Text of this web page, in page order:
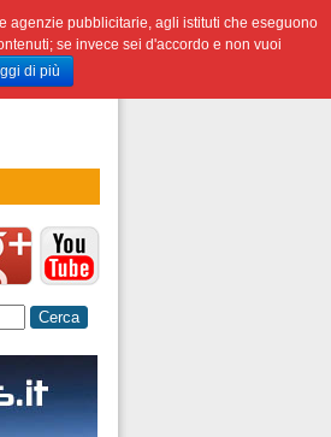
agenzie pubblicitarie, agli istituti che eseguono
se invece sei d'accordo e non vuoi
di più